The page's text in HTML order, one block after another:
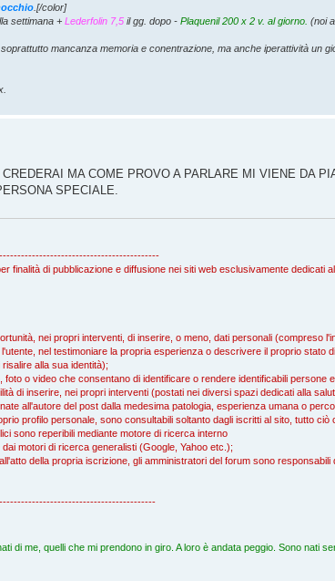
.[/color]
settimana + Lederfolin 7,5 il gg. dopo - Plaquenil 200 x 2 v. al giorno. (noi
mancanza memoria e conentrazione, ma anche iperattività un
MA COME PROVO A PARLARE MI VIENE DA
SPECIALE.
finalità di pubblicazione e diffusione nei siti web esclusivamente dedicati
nei propri interventi, di inserire, o meno, dati personali (compreso
nel testimoniare la propria esperienza o descrivere il proprio stato
alla sua identità);
o video che consentano di identificare o rendere identificabili persone
di inserire, nei propri interventi (postati nei diversi spazi dedicati alla
all'autore del post dalla medesima patologia, esperienza umana o
profilo personale, sono consultabili soltanto dagli iscritti al sito, tutto
sono reperibili mediante motore di ricerca interno
motori di ricerca generalisti (Google, Yahoo etc.);
della propria iscrizione, gli amministratori del forum sono responsabili
di me, quelli che mi prendono in giro. A loro è andata peggio. Sono nati